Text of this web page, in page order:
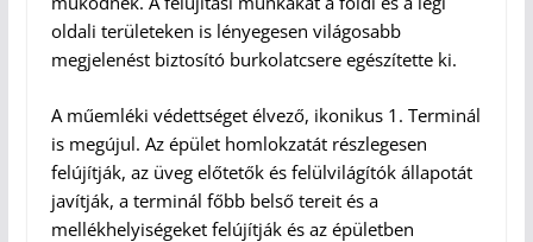
oldali területeken is lényegesen világosabb
megjelenést biztosító burkolatcsere egészítette ki.
A műemléki védettséget élvező, ikonikus 1. Terminál
is megújul. Az épület homlokzatát részlegesen
felújítják, az üveg előtetők és felülvilágítók állapotát
javítják, a terminál főbb belső tereit és a
mellékhelyiségeket felújítják és az épületben